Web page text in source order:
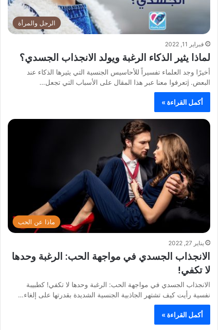
الرجل والمرأة
فبراير 11, 2022
لماذا يثير الذكاء الرغبة ويولد الانجذاب الجسدي؟
أخيرًا وجد العلماء تفسيراً للأحاسيس الجنسية التي يثيرها الذكاء عند
البعض. jتعرفوا معنا عبر هذا المقال على الأسباب التي تجعل…
أكمل القراءة »
ماذا عن الحب
يناير 27, 2022
الانجذاب الجسدي في مواجهة الحب: الرغبة وحدها
لا تكفي!
الانجذاب الجسدي في مواجهة الحب: الرغبة وحدها لا تكفي! كطبيبة
نفسية رأيت كيف تشتهر الجاذبية الجنسية الشديدة بقدرتها على إلغاء…
أكمل القراءة »